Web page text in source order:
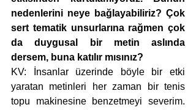
nedenlerini neye bağlayabiliriz? Çok
sert tematik unsurlarına rağmen çok
da duygusal bir metin aslında
dersem, buna katılır mısınız?
KV: İnsanlar üzerinde böyle bir etki
yaratan metinleri her zaman bir tenis
topu makinesine benzetmeyi severim.